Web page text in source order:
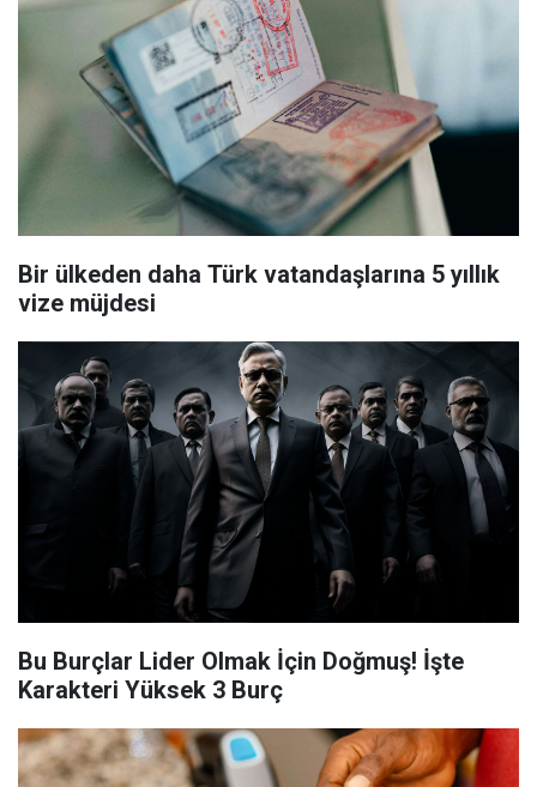
Bir ülkeden daha Türk vatandaşlarına 5 yıllık
vize müjdesi
Bu Burçlar Lider Olmak İçin Doğmuş! İşte
Karakteri Yüksek 3 Burç